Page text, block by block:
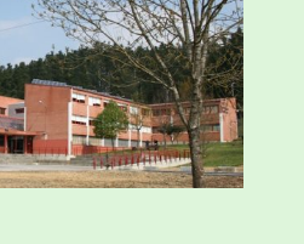
Jaurlaritzak
bat eraikitzea